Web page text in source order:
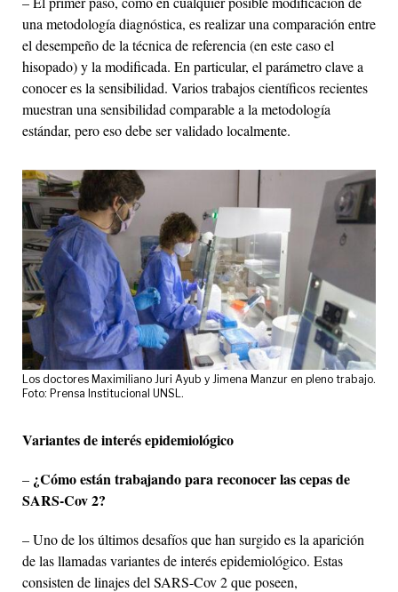
una metodología diagnóstica, es realizar una comparación entre
el desempeño de la técnica de referencia (en este caso el
hisopado) y la modificada. En particular, el parámetro clave a
conocer es la sensibilidad. Varios trabajos científicos recientes
muestran una sensibilidad comparable a la metodología
estándar, pero eso debe ser validado localmente.
Los doctores Maximiliano Juri Ayub y Jimena Manzur en pleno trabajo.
Foto: Prensa Institucional UNSL.
Variantes de interés epidemiológico
– ¿Cómo están trabajando para reconocer las cepas de
SARS-Cov 2?
– Uno de los últimos desafíos que han surgido es la aparición
de las llamadas variantes de interés epidemiológico. Estas
consisten de linajes del SARS-Cov 2 que poseen,